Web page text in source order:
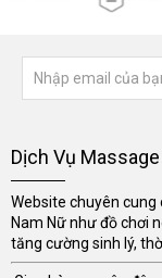
Dịch Vụ Massage
Website chuyên cung
Nam Nữ như đồ chơi
tăng cường sinh lý,